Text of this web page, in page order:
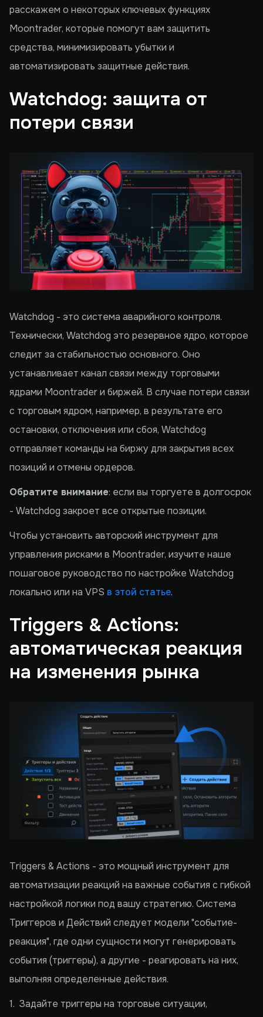
расскажем о некоторых ключевых функциях
Moontrader, которые помогут вам защитить
средства, минимизировать убытки и
автоматизировать защитные действия.
Watchdog: защита от
потери связи
Watchdog - это система аварийного контроля.
Технически, Watchdog это резервное ядро, которое
следит за стабильностью основного. Оно
устанавливает канал связи между торговыми
ядрами Moontrader и биржей. В случае потери связи
с торговым ядром, например, в результате его
остановки, отключения или сбоя, Watchdog
отправляет команды на биржу для закрытия всех
позиций и отмены ордеров.
Обратите внимание: если вы торгуете в долгосрок
- Watchdog закроет все открытые позиции.
Чтобы установить авторский инструмент для
управления рисками в Moontrader, изучите наше
пошаговое руководство по настройке Watchdog
локально или на VPS в этой статье.
Triggers & Actions:
автоматическая реакция
на изменения рынка
Triggers & Actions - это мощный инструмент для
автоматизации реакций на важные события с гибкой
настройкой логики под вашу стратегию. Система
Триггеров и Действий следует модели "событие-
реакция", где одни сущности могут генерировать
события (триггеры), а другие - реагировать на них,
выполняя определенные действия.
1. Задайте триггеры на торговые ситуации,